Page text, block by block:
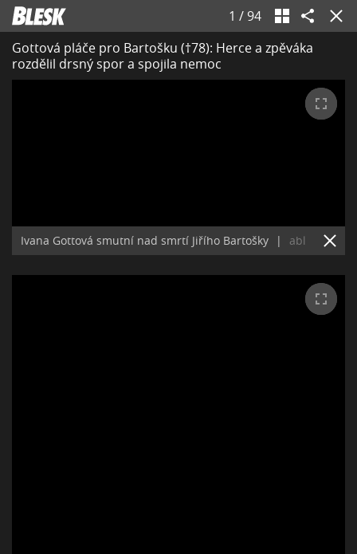
1 / 94
Gottová pláče pro Bartošku (†78): Herce a zpěváka
rozdělil drsný spor a spojila nemoc
Ivana Gottová smutní nad smrtí Jiřího Bartošky | abl